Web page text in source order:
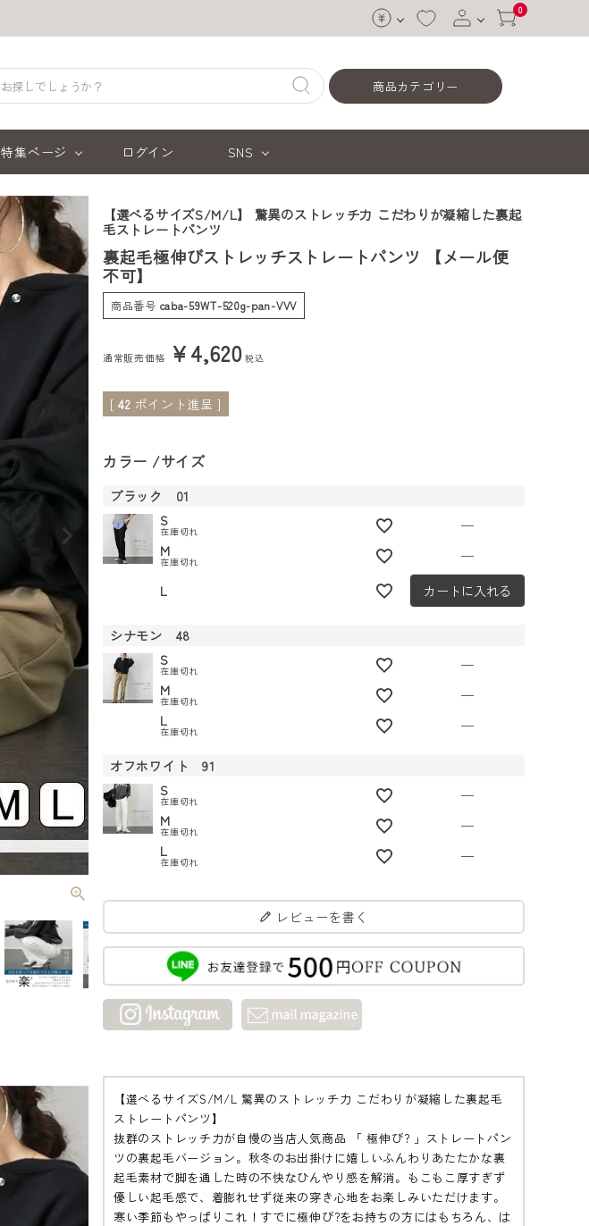
会員登録
0
商品カテゴリー
特集ページ ログイン SNS
【選べるサイズS/M/L】 驚異のストレッチ力 こだわりが凝縮した裏起
毛ストレートパンツ
裏起毛極伸びストレッチストレートパンツ 【メール便
不可】
商品番号 caba-59WT-520g-pan-VVV
通常販売価格 ¥4,620 税込
[ 42 ポイント進呈 ]
カラー サイズ
ブラック 01
S
在庫切れ
—
M
在庫切れ
—
L
カートに入れる
シナモン 48
S
在庫切れ
—
M
在庫切れ
—
L
在庫切れ —
オフホワイト 91
S
在庫切れ
—
M
在庫切れ
—
L
在庫切れ —
レビューを書く
【選べるサイズS/M/L 驚異のストレッチ力 こだわりが凝縮した裏起毛
ストレートパンツ】
抜群のストレッチ力が自慢の当店人気商品 「 極伸び? 」ストレートパン
ツの裏起毛バージョン。秋冬のお出掛けに嬉しいふんわりあたたかな裏
起毛素材で脚を通した時の不快なひんやり感を解消。もこもこ厚すぎず
優しい起毛感で、着膨れせず従来の穿き心地をお楽しみいただけます。
寒い季節もやっぱりこれ！すでに極伸び?をお持ちの方にはもちろん、は